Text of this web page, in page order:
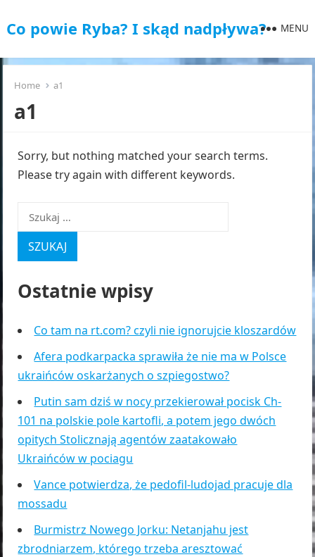
Co powie Ryba? I skąd nadpływa? MENU
Home a1
a1
Sorry, but nothing matched your search terms.
Please try again with different keywords.
Szukaj:
Ostatnie wpisy
Co tam na rt.com? czyli nie ignorujcie kloszardów
Afera podkarpacka sprawiła że nie ma w Polsce
ukraińców oskarżanych o szpiegostwo?
Putin sam dziś w nocy przekierował pocisk Ch-
101 na polskie pole kartofli, a potem jego dwóch
opitych Stolicznają agentów zaatakowało
Ukraińców w pociagu
Vance potwierdza, że pedofil-ludojad pracuje dla
mossadu
Burmistrz Nowego Jorku: Netanjahu jest
zbrodniarzem, którego trzeba aresztować